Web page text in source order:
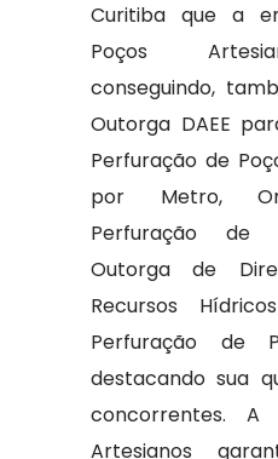
Curitiba que a
Poços
conseguindo,
Outorga DAEE
Perfuração de
por Metro,
Perfuração de
Outorga de
Recursos
Perfuração de
destacando sua
concorrentes.
Artesianos